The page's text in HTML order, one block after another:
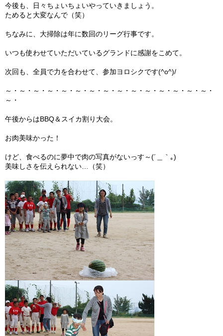
今後も、日々ちょいちょいやっていきましょう。
ためると大変なんで（笑）
ちなみに、大掃除は年に数回のリーグ行事です。
いつも使わせていただいているグランドに感謝をこめて。
次回も、全員で力を合わせて、参加ヨロシクです(^o^)/
～・～・～・～・～・～・～・～・～・～・～・～・～・～・～・
～・
午後からはBBQ＆スイカ割り大会。
お肉美味かった！
けど、食べるのに夢中で肉の写真がないっす～(´＿｀｡)
美味しさを伝えられない…（笑）